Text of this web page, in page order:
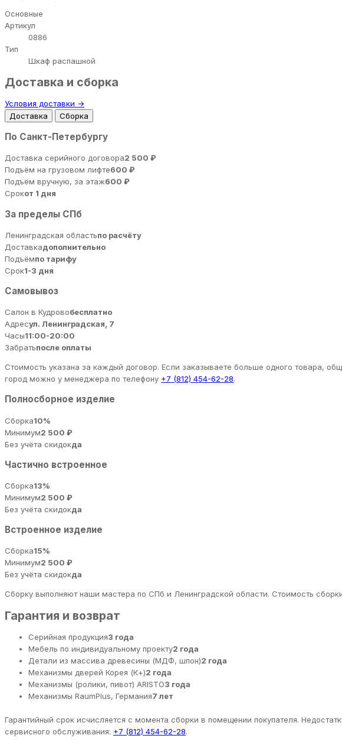
Основные
Артикул
0886
Тип
Шкаф распашной
Доставка и сборка
Условия доставки →
Доставка
Сборка
По Санкт-Петербургу
Доставка серийного договора2 500 ₽
Подъём на грузовом лифте600 ₽
Подъём вручную, за этаж600 ₽
Срокот 1 дня
За пределы СПб
Ленинградская областьпо расчёту
Доставкадополнительно
Подъёмпо тарифу
Срок1-3 дня
Самовывоз
Салон в Кудровобесплатно
Адресул. Ленинградская, 7
Часы11:00-20:00
Забратьпосле оплаты
Стоимость указана за каждый договор. Если заказываете больше одного товара,
город можно у менеджера по телефону +7 (812) 454-62-28.
Полносборное изделие
Сборка10%
Минимум2 500 ₽
Без учёта скидокда
Частично встроенное
Сборка13%
Минимум2 500 ₽
Без учёта скидокда
Встроенное изделие
Сборка15%
Минимум2 500 ₽
Без учёта скидокда
Сборку выполняют наши мастера по СПб и Ленинградской области. Стоимость
Гарантия и возврат
Серийная продукция3 года
Мебель по индивидуальному проекту2 года
Детали из массива древесины (МДФ, шпон)2 года
Механизмы дверей Корея (К+)2 года
Механизмы (ролики, пивот) ARISTO3 года
Механизмы RaumPlus, Германия7 лет
Гарантийный срок исчисляется с момента сборки в помещении покупателя.
сервисного обслуживания: +7 (812) 454-62-28.